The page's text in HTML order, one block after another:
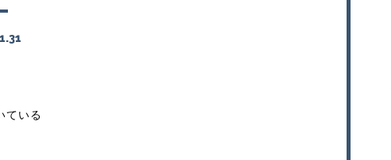
ている